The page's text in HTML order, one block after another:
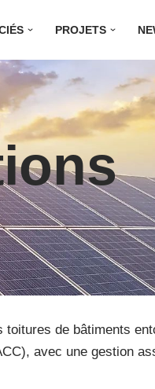
PROJETS
toitures de bâtiments
avec une gestion